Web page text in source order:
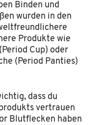
Binden und
wurden in den
Produkte wie
Cup) oder
(Period Panties)
dass du
vertrauen
Blutflecken haben